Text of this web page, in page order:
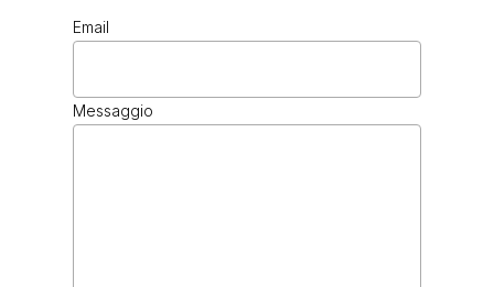
Email
Messaggio